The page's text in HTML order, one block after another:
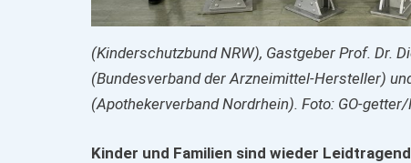
(Kinderschutzbund NRW), Gastgeber Prof. Dr.
(Bundesverband der Arzneimittel-Hersteller)
(Apothekerverband Nordrhein). Foto: GO-
Kinder und Familien sind wieder